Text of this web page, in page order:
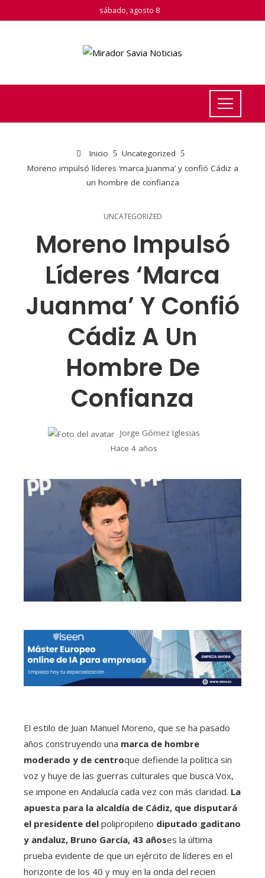
sábado, agosto 8
Inicio
Uncategorized
Moreno impulsó líderes ‘marca Juanma’ y confió Cádiz a
un hombre de confianza
UNCATEGORIZED
Moreno Impulsó
Líderes ‘marca
Juanma’ Y Confió
Cádiz A Un
Hombre De
Confianza
Jorge Gómez Iglesias
Hace 4 años
El estilo de Juan Manuel Moreno, que se ha pasado
años construyendo una marca de hombre
moderado y de centroque defiende la política sin
voz y huye de las guerras culturales que busca Vox,
se impone en Andalucía cada vez con más claridad. La
apuesta para la alcaldía de Cádiz, que disputará
el presidente del polipropileno diputado gaditano
y andaluz, Bruno García, 43 añoses la última
prueba evidente de que un ejército de líderes en el
horizonte de los 40 y muy en la onda del recien